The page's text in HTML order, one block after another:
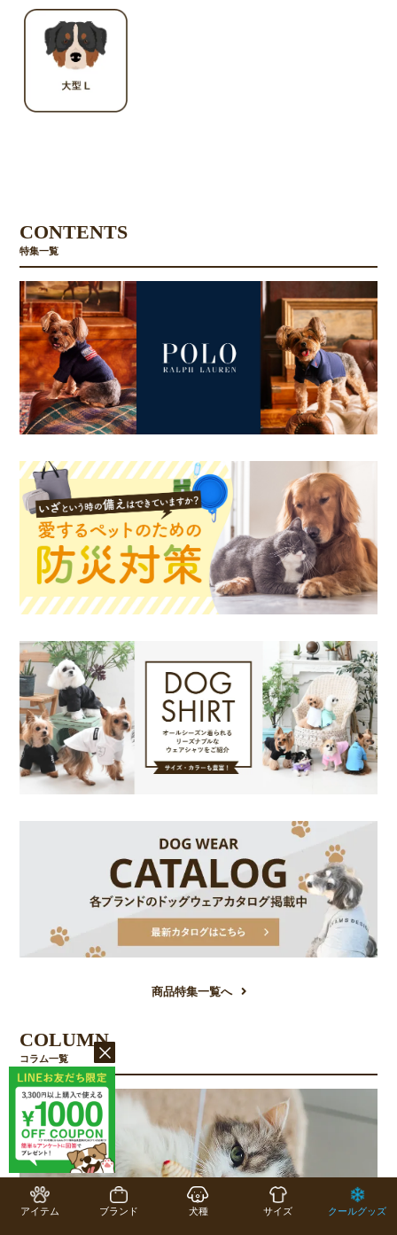
アイテム ブランド 犬種 サイズ クールグッズ
CONTENTS
特集一覧
商品特集一覧へ
COLUMN
コラム一覧